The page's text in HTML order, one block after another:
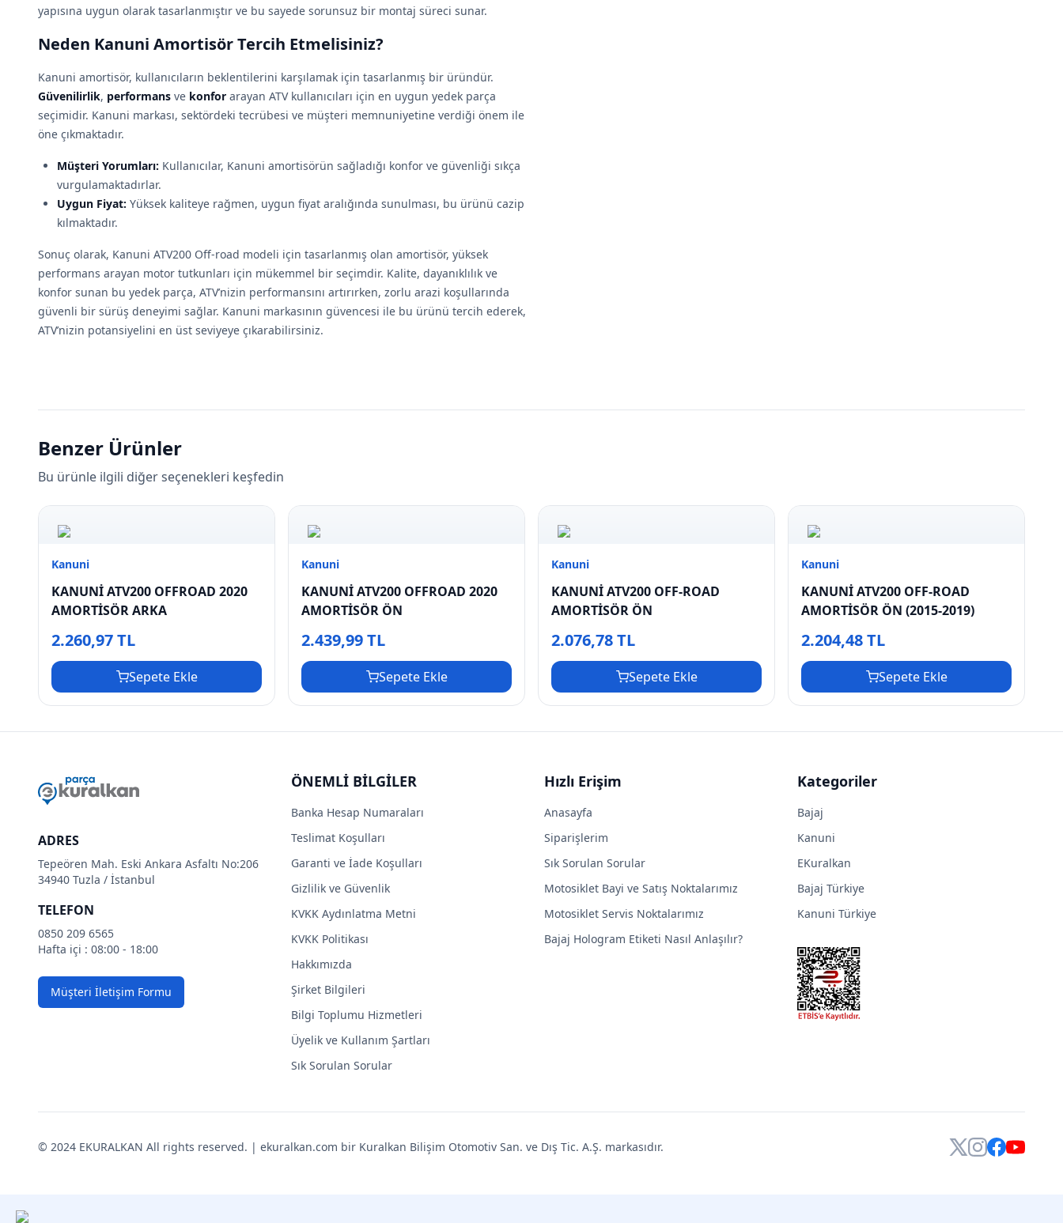
yapısına uygun olarak tasarlanmıştır ve bu sayede sorunsuz bir montaj süreci sunar.
Neden Kanuni Amortisör Tercih Etmelisiniz?
Kanuni amortisör, kullanıcıların beklentilerini karşılamak için tasarlanmış bir üründür.
Güvenilirlik, performans ve konfor arayan ATV kullanıcıları için en uygun yedek parça
seçimidir. Kanuni markası, sektördeki tecrübesi ve müşteri memnuniyetine verdiği önem ile
öne çıkmaktadır.
Müşteri Yorumları: Kullanıcılar, Kanuni amortisörün sağladığı konfor ve güvenliği sıkça
vurgulamaktadırlar.
Uygun Fiyat: Yüksek kaliteye rağmen, uygun fiyat aralığında sunulması, bu ürünü cazip
kılmaktadır.
Sonuç olarak, Kanuni ATV200 Off-road modeli için tasarlanmış olan amortisör, yüksek
performans arayan motor tutkunları için mükemmel bir seçimdir. Kalite, dayanıklılık ve
konfor sunan bu yedek parça, ATV’nizin performansını artırırken, zorlu arazi koşullarında
güvenli bir sürüş deneyimi sağlar. Kanuni markasının güvencesi ile bu ürünü tercih ederek,
ATV’nizin potansiyelini en üst seviyeye çıkarabilirsiniz.
Benzer Ürünler
Bu ürünle ilgili diğer seçenekleri keşfedin
Kanuni
KANUNİ ATV200 OFFROAD 2020
AMORTİSÖR ARKA
2.260,97 TL
Sepete Ekle
Kanuni
KANUNİ ATV200 OFFROAD 2020
AMORTİSÖR ÖN
2.439,99 TL
Sepete Ekle
Kanuni
KANUNİ ATV200 OFF-ROAD
AMORTİSÖR ÖN
2.076,78 TL
Sepete Ekle
Kanuni
KANUNİ ATV200 OFF-ROAD
AMORTİSÖR ÖN (2015-2019)
2.204,48 TL
Sepete Ekle
ADRES
Tepeören Mah. Eski Ankara Asfaltı No:206
34940 Tuzla / İstanbul
TELEFON
0850 209 6565
Hafta içi : 08:00 - 18:00
Müşteri İletişim Formu
ÖNEMLİ BİLGİLER
Banka Hesap Numaraları
Teslimat Koşulları
Garanti ve İade Koşulları
Gizlilik ve Güvenlik
KVKK Aydınlatma Metni
KVKK Politikası
Hakkımızda
Şirket Bilgileri
Bilgi Toplumu Hizmetleri
Üyelik ve Kullanım Şartları
Sık Sorulan Sorular
Hızlı Erişim
Anasayfa
Siparişlerim
Sık Sorulan Sorular
Motosiklet Bayi ve Satış Noktalarımız
Motosiklet Servis Noktalarımız
Bajaj Hologram Etiketi Nasıl Anlaşılır?
Kategoriler
Bajaj
Kanuni
EKuralkan
Bajaj Türkiye
Kanuni Türkiye
© 2024 EKURALKAN All rights reserved. | ekuralkan.com bir Kuralkan Bilişim Otomotiv San. ve Dış Tic. A.Ş. markasıdır.